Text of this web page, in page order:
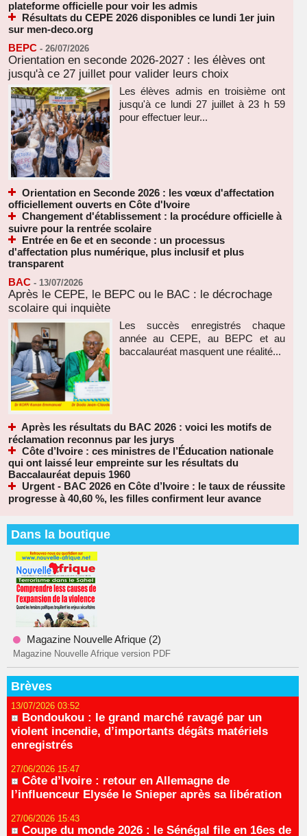
plateforme officielle pour voir les admis
Résultats du CEPE 2026 disponibles ce lundi 1er juin
sur men-deco.org
BEPC - 26/07/2026
Orientation en seconde 2026-2027 : les élèves ont
jusqu'à ce 27 juillet pour valider leurs choix
Les élèves admis en troisième ont
jusqu'à ce lundi 27 juillet à 23 h 59
pour effectuer leur...
Orientation en Seconde 2026 : les vœux d'affectation
officiellement ouverts en Côte d'Ivoire
Changement d'établissement : la procédure officielle à
suivre pour la rentrée scolaire
Entrée en 6e et en seconde : un processus
d'affectation plus numérique, plus inclusif et plus
transparent
BAC - 13/07/2026
Après le CEPE, le BEPC ou le BAC : le décrochage
scolaire qui inquiète
Les succès enregistrés chaque
année au CEPE, au BEPC et au
baccalauréat masquent une réalité...
Après les résultats du BAC 2026 : voici les motifs de
réclamation reconnus par les jurys
Côte d’Ivoire : ces ministres de l’Éducation nationale
qui ont laissé leur empreinte sur les résultats du
Baccalauréat depuis 1960
Urgent - BAC 2026 en Côte d’Ivoire : le taux de réussite
progresse à 40,60 %, les filles confirment leur avance
Dans la boutique
Magazine Nouvelle Afrique (2)
Magazine Nouvelle Afrique version PDF
Brèves
13/07/2026 03:52
Bondoukou : le grand marché ravagé par un
violent incendie, d’importants dégâts matériels
enregistrés
27/06/2026 15:47
Côte d’Ivoire : retour en Allemagne de
l’influenceur Elysée le Snieper après sa libération
27/06/2026 15:43
Coupe du monde 2026 : le Sénégal file en 16es de